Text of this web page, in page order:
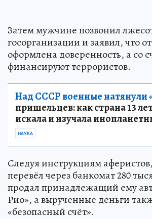
Затем мужчине позвонил
госорганизации и заявил, что
оформлена доверенность, а со
финансируют террористов.
Над СССР военные натянули
пришельцев: как страна 13
искала и изучала
НАУКА
Следуя инструкциям
перевёл через банкомат 280
продал принадлежащий ему
Рио», а вырученные деньги
«безопасный счёт».